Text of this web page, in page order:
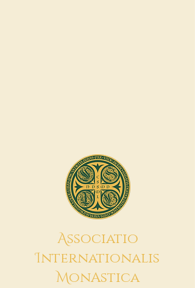
Associatio
Internationalis
MonAstica